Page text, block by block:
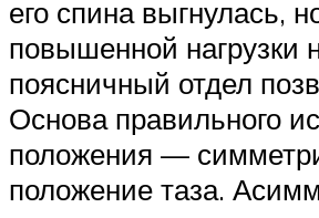
его спина выгнулась,
повышенной нагрузки
поясничный отдел
Основа правильного
положения —
положение таза.